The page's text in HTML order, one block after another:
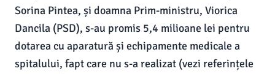
Sorina Pintea, și doamna Prim-ministru, Viorica
Dancila (PSD), s-au promis 5,4 milioane lei pentru
dotarea cu aparatură și echipamente medicale a
spitalului, fapt care nu s-a realizat (vezi referințele